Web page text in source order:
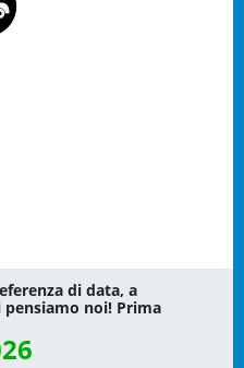
di data, a
noi! Prima